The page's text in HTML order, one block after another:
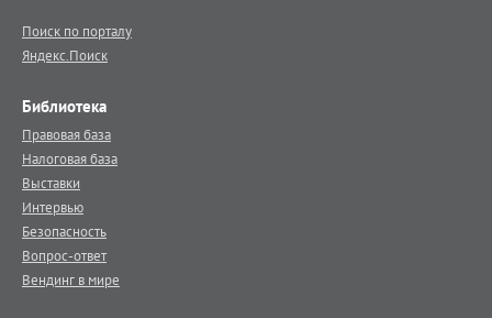
Поиск по порталу
Яндекс.Поиск
Библиотека
Правовая база
Налоговая база
Выставки
Интервью
Безопасность
Вопрос-ответ
Вендинг в мире